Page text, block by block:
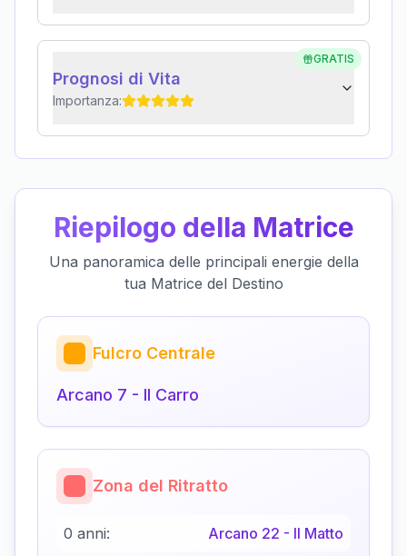
GRATIS
Prognosi di Vita
Importanza:
Riepilogo della Matrice
Una panoramica delle principali energie della
tua Matrice del Destino
Fulcro Centrale
Arcano 7 - Il Carro
Zona del Ritratto
0 anni: Arcano 22 - Il Matto